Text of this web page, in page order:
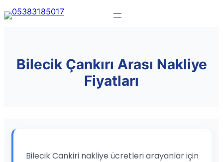
Bilecik Çankırı Arası Nakliye
Fiyatları
Bilecik Cankiri nakliye ücretleri arayanlar için